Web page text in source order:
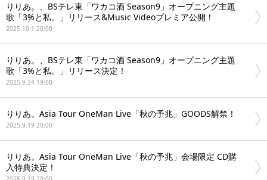
りりあ。、BSテレ東「ワカコ酒 Season9」オープニング主題
歌「3%と私。」リリース&Music Videoプレミア公開！
2025.10.1 20:00
りりあ。、BSテレ東「ワカコ酒 Season9」オープニング主題
歌「3%と私。」リリース決定！
2025.9.24 19:00
りりあ。Asia Tour OneMan Live「秋の予兆」GOODS解禁！
2025.9.19 20:00
りりあ。Asia Tour OneMan Live「秋の予兆」会場限定 CD購
入特典決定！